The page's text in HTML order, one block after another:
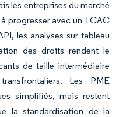
les entreprises du marché
progresser avec un TCAC
les analyses sur tableau
des droits rendent le
de taille intermédiaire
Les PME
simplifiés, mais restent
la standardisation de la